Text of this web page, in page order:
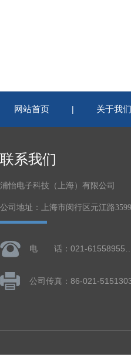
网站首页 | 关于我们
联系我们
浦怡电子科技（上海）有限公司
公司地址：上海市闵行区元江路
公司传真：86-021-